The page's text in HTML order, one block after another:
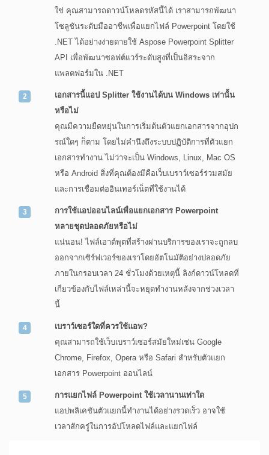
ใช่ คุณสามารถดาวน์โหลดรหัสนี้ได้ เราสามารถพัฒนา
โซลูชันระดับมืออาชีพเพื่อแยกไฟล์ Powerpoint โดยใช้
.NET ได้อย่างง่ายดายใช้ Aspose Powerpoint Splitter
API เพื่อพัฒนาซอฟต์แวร์ระดับสูงที่เป็นอิสระจาก
แพลตฟอร์มใน .NET
เอกสารนี้แอป Splitter ใช้งานได้บน Windows เท่านั้น
หรือไม่
คุณมีความยืดหยุ่นในการเริ่มต้นตัวแยกเอกสารจากอุปก
รณ์ใดๆ ก็ตาม โดยไม่คำนึงถึงระบบปฏิบัติการที่ตัวแยก
เอกสารทำงาน ไม่ว่าจะเป็น Windows, Linux, Mac OS
หรือ Android สิ่งที่คุณต้องมีคือเว็บเบราว์เซอร์ร่วมสมัย
และการเชื่อมต่ออินเทอร์เน็ตที่ใช้งานได้
การใช้แอปออนไลน์เพื่อแยกเอกสาร Powerpoint
หลายชุดปลอดภัยหรือไม่
แน่นอน! ไฟล์เอาต์พุตที่สร้างผ่านบริการของเราจะถูกลบ
ออกจากเซิร์ฟเวอร์ของเราโดยอัตโนมัติอย่างปลอดภัย
ภายในกรอบเวลา 24 ชั่วโมงด้วยเหตุนี้ ลิงก์ดาวน์โหลดที่
เกี่ยวข้องกับไฟล์เหล่านี้จะหยุดทำงานหลังจากช่วงเวลา
นี้
เบราว์เซอร์ใดที่ควรใช้แอพ?
คุณสามารถใช้เว็บเบราว์เซอร์สมัยใหม่เช่น Google
Chrome, Firefox, Opera หรือ Safari สำหรับตัวแยก
เอกสาร Powerpoint ออนไลน์
การแยกไฟล์ Powerpoint ใช้เวลานานเท่าใด
แอปพลิเคชันตัวแยกนี้ทำงานได้อย่างรวดเร็ว อาจใช้
เวลาสักครู่ในการอัปโหลดไฟล์และแยกไฟล์